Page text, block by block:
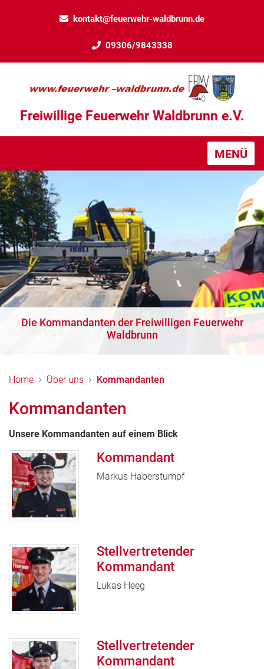
kontakt@feuerwehr-waldbrunn.de
09306/9843338
Freiwillige Feuerwehr Waldbrunn e.V.
MENÜ
Die Kommandanten der Freiwilligen Feuerwehr
Waldbrunn
Home Über uns Kommandanten
Kommandanten
Unsere Kommandanten auf einem Blick
Kommandant
Markus Haberstumpf
Stellvertretender
Kommandant
Lukas Heeg
Stellvertretender
Kommandant